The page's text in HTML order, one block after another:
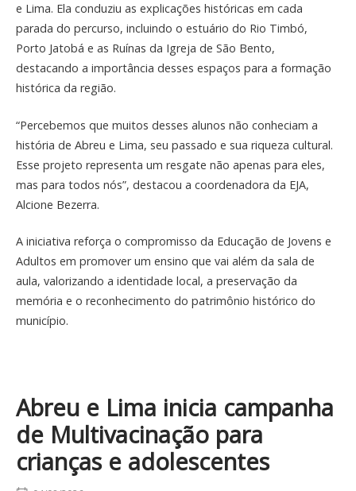
e Lima. Ela conduziu as explicações históricas em cada
parada do percurso, incluindo o estuário do Rio Timbó,
Porto Jatobá e as Ruínas da Igreja de São Bento,
destacando a importância desses espaços para a formação
histórica da região.
“Percebemos que muitos desses alunos não conheciam a
história de Abreu e Lima, seu passado e sua riqueza cultural.
Esse projeto representa um resgate não apenas para eles,
mas para todos nós”, destacou a coordenadora da EJA,
Alcione Bezerra.
A iniciativa reforça o compromisso da Educação de Jovens e
Adultos em promover um ensino que vai além da sala de
aula, valorizando a identidade local, a preservação da
memória e o reconhecimento do patrimônio histórico do
município.
Abreu e Lima inicia campanha
de Multivacinação para
crianças e adolescentes